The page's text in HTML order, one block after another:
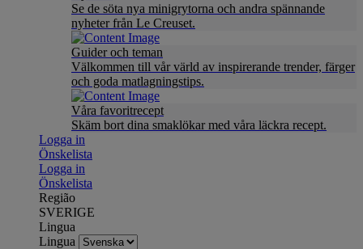
Se de söta nya minigrytorna och andra spännande
nyheter från Le Creuset.
Guider och teman
Välkommen till vår värld av inspirerande trender, färger
och goda matlagningstips.
Våra favoritrecept
Skäm bort dina smaklökar med våra läckra recept.
Logga in
Önskelista
Logga in
Önskelista
Região
SVERIGE
Lingua
Lingua